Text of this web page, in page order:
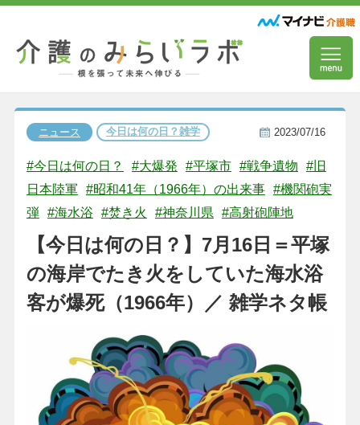
ニュース 今日は何の日？雑学 2023/07/16
#今日は何の日？ #大爆発 #平塚市 #戦争遺物
#旧
日本陸軍 #昭和41年（1966年）の出来事 #機関砲実
弾 #海水浴 #焚き火 #神奈川県 #高射砲陣地
【今日は何の日？】7月16日＝平塚
の海岸でたき火をしていた海水浴
客が爆死（1966年）／ 雑学ネタ帳